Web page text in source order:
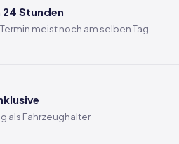
Stunden
meist noch am selben Tag
als Fahrzeughalter